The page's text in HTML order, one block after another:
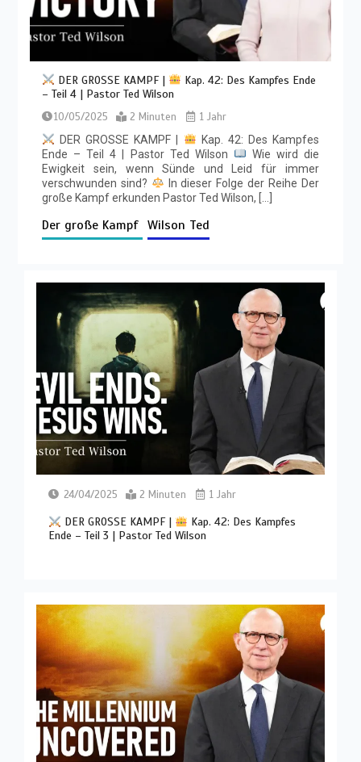
DER GROSSE KAMPF |
Kap. 42: Des Kampfes Ende
– Teil 4 | Pastor Ted Wilson
10/05/2025 2 Minuten
1 Jahr
DER GROSSE KAMPF |
Kap. 42: Des Kampfes
Ende – Teil 4 | Pastor Ted Wilson
Wie wird die
Ewigkeit sein, wenn Sünde und Leid für immer
verschwunden sind?
In dieser Folge der Reihe Der
große Kampf erkunden Pastor Ted Wilson, […]
Der große Kampf Wilson Ted
24/04/2025 2 Minuten 1 Jahr
DER GROSSE KAMPF |
Kap. 42: Des Kampfes
Ende – Teil 3 | Pastor Ted Wilson